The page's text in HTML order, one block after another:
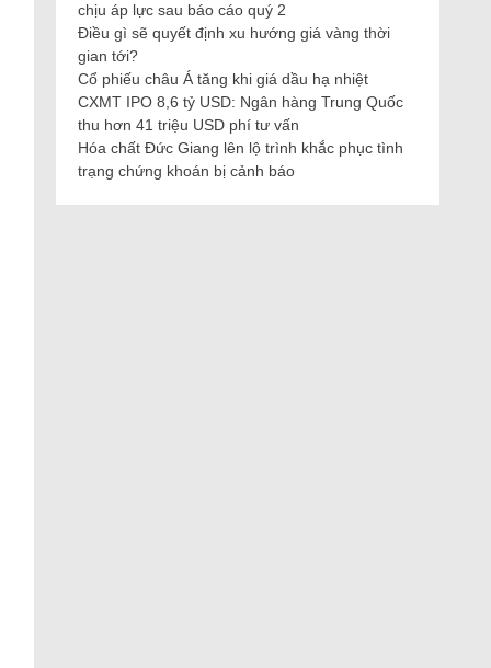
chịu áp lực sau báo cáo quý 2
Điều gì sẽ quyết định xu hướng giá vàng thời
gian tới?
Cổ phiếu châu Á tăng khi giá dầu hạ nhiệt
CXMT IPO 8,6 tỷ USD: Ngân hàng Trung Quốc
thu hơn 41 triệu USD phí tư vấn
Hóa chất Đức Giang lên lộ trình khắc phục tình
trạng chứng khoán bị cảnh báo